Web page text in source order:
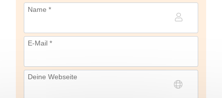
Name *
E-Mail *
Deine Webseite